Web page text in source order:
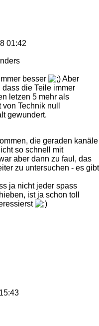
01:42
besser
Aber
die Teile immer
letzen 5 mehr als
Technik null
gewundert.
die geraden kanäle
so schnell mit
aber dann zu faul, das
zu untersuchen - es gibt
ja nicht jeder spass
ist ja schon toll